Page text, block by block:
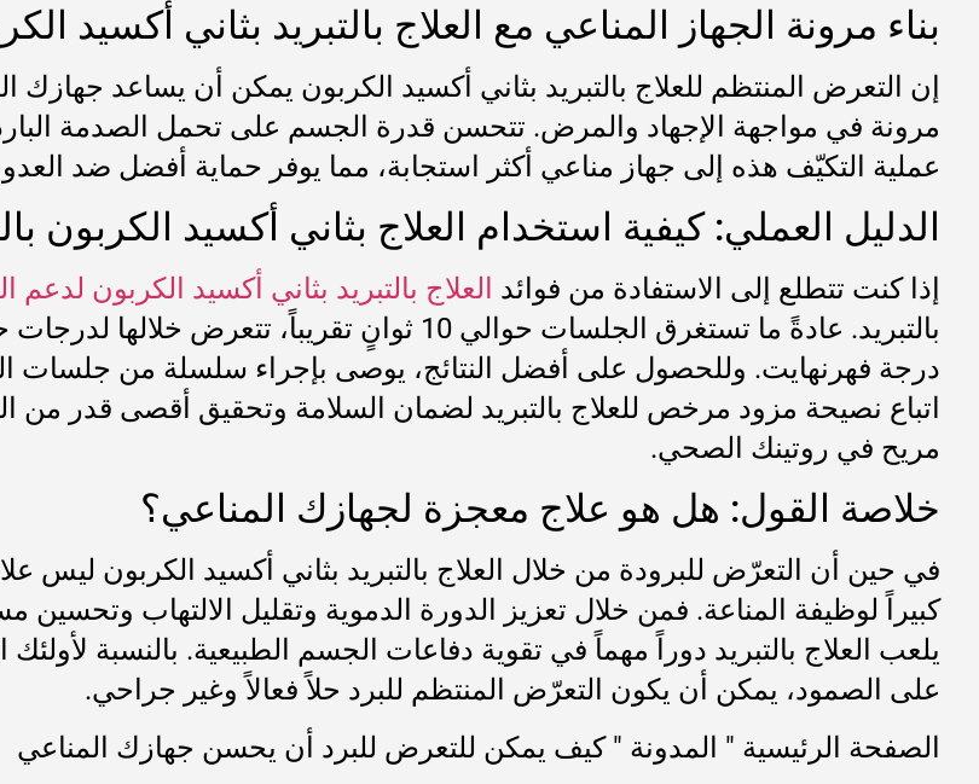
بناء مرونة الجهاز المناعي مع العلاج بالتبريد بثاني أكسيد
إن التعرض المنتظم للعلاج بالتبريد بثاني أكسيد الكربون يمكن أن يساعد
مرونة في مواجهة الإجهاد والمرض. تتحسن قدرة الجسم على تحمل الصدمة
عملية التكيّف هذه إلى جهاز مناعي أكثر استجابة، مما يوفر حماية أفضل ضد
الدليل العملي: كيفية استخدام العلاج بثاني أكسيد الكربون
إذا كنت تتطلع إلى الاستفادة من فوائد العلاج بالتبريد بثاني أكسيد الكربون لدعم
اتباع نصيحة مزود مرخص للعلاج بالتبريد لضمان السلامة وتحقيق أقصى قدر من
مريح في روتينك الصحي.
خلاصة القول: هل هو علاج معجزة لجهازك المناعي؟
في حين أن التعرّض للبرودة من خلال العلاج بالتبريد بثاني أكسيد الكربون ليس
كبيراً لوظيفة المناعة. فمن خلال تعزيز الدورة الدموية وتقليل الالتهاب وتحسين
يلعب العلاج بالتبريد دوراً مهماً في تقوية دفاعات الجسم الطبيعية. بالنسبة
على الصمود، يمكن أن يكون التعرّض المنتظم للبرد حلاً فعالاً وغير جراحي.
الصفحة الرئيسية " المدونة "كيف يمكن للتعرض للبرد أن يحسن جهازك المناعي